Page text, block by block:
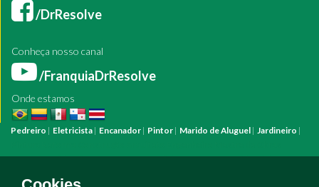
/DrResolve
Conheça nosso canal
/FranquiaDrResolve
Onde estamos
Pedreiro | Eletricista | Encanador | Pintor | Marido de Aluguel | Jardineiro |
Bombeiro HidráulicoManutenção PredialManutenção Residencial